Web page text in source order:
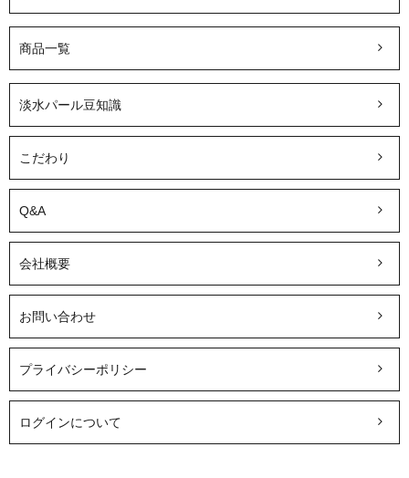
商品一覧
淡水パール豆知識
こだわり
Q&A
会社概要
お問い合わせ
プライバシーポリシー
ログインについて